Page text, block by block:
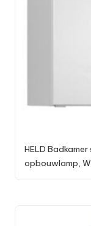
HELD
opbouwlamp,